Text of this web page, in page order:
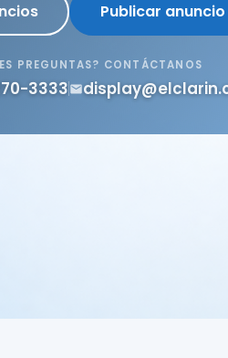
Publicar anuncio
PREGUNTAS? CONTÁCTANOS
3333